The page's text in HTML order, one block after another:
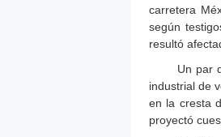
carretera
según
resultó
Un par
industrial de
en la cresta
proyectó